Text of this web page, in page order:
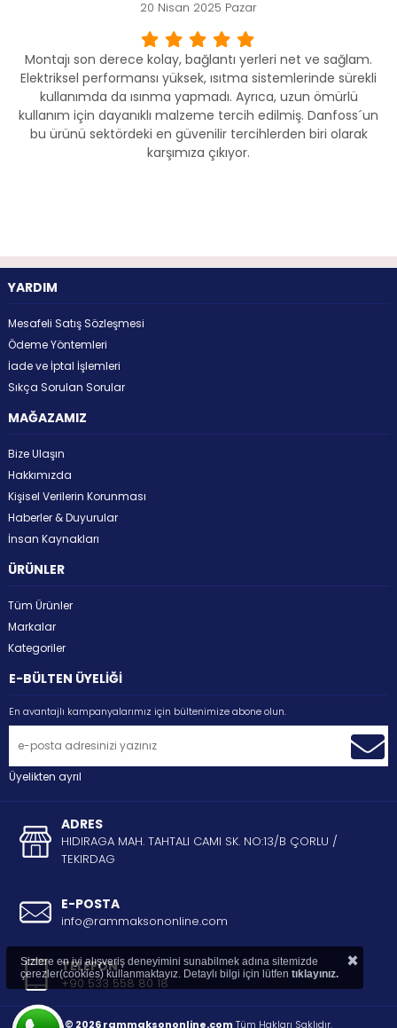
20 Nisan 2025 Pazar
Montajı son derece kolay, bağlantı yerleri net ve sağlam.
Elektriksel performansı yüksek, ısıtma sistemlerinde sürekli
kullanımda da ısınma yapmadı. Ayrıca, uzun ömürlü
kullanım için dayanıklı malzeme tercih edilmiş. Danfoss´un
bu ürünü sektördeki en güvenilir tercihlerden biri olarak
karşımıza çıkıyor.
YARDIM
Mesafeli Satış Sözleşmesi
Ödeme Yöntemleri
İade ve İptal İşlemleri
Sıkça Sorulan Sorular
MAĞAZAMIZ
Bize Ulaşın
Hakkımızda
Kişisel Verilerin Korunması
Haberler & Duyurular
İnsan Kaynakları
ÜRÜNLER
Tüm Ürünler
Markalar
Kategoriler
E-BÜLTEN ÜYELİĞİ
En avantajlı kampanyalarımız için bültenimize abone olun.
Üyelikten ayrıl
ADRES
HIDIRAGA MAH. TAHTALI CAMI SK. NO:13/B ÇORLU /
TEKIRDAG
E-POSTA
info@rammaksononline.com
TELEFON
+90 533 558 80 18
© 2026 rammaksononline.com Tüm Hakları Saklıdır.
Sizlere en iyi alışveriş deneyimini sunabilmek adına sitemizde
çerezler(cookies) kullanmaktayız. Detaylı bilgi için lütfen tıklayınız. ×